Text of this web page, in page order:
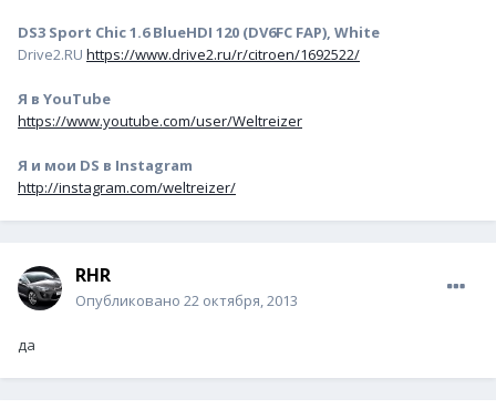
DS3 Sport Chic 1.6 BlueHDI 120 (DV6FC FAP), White
Drive2.RU https://www.drive2.ru/r/citroen/1692522/
Я в YouTube
https://www.youtube.com/user/Weltreizer
Я и мои DS в Instagram
http://instagram.com/weltreizer/
RHR
Опубликовано 22 октября, 2013
да